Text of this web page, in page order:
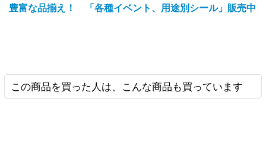
豊富な品揃え！ 「各種イベント、用途別シール」販売中
この商品を買った人は、こんな商品も買っています